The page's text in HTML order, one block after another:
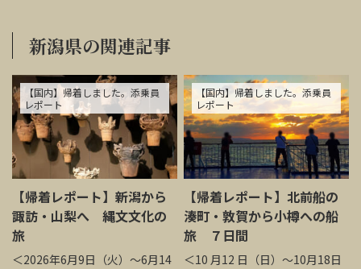
新潟県の関連記事
【国内】帰着しました。添乗員
レポート
【帰着レポート】新潟から
諏訪・山梨へ 縄文文化の
旅
＜2026年6月9日（火）～6月14
【国内】帰着しました。添乗員
レポート
【帰着レポート】北前船の
湊町・敦賀から小樽への船
旅 ７日間
＜10 月12 日（日）～10月18日